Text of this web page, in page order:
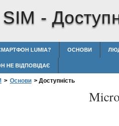
SIM -
LUMIA? ОСНОВИ
НЕ ВІДПОВІДАЄ
> Основи > Доступність